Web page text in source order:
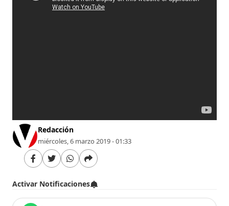
Redacción
miércoles, 6 marzo 2019 - 01:33
Activar Notificaciones